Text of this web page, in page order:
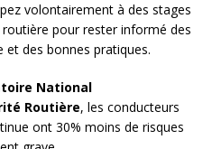
volontairement à des stages
pour rester informé des
des bonnes pratiques.
National
Routière, les conducteurs
ont 30% moins de risques